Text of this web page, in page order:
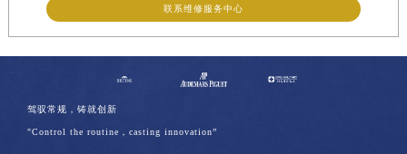
联系维修服务中心
驾驭常规，铸就创新
"Control the routine，casting innovation”